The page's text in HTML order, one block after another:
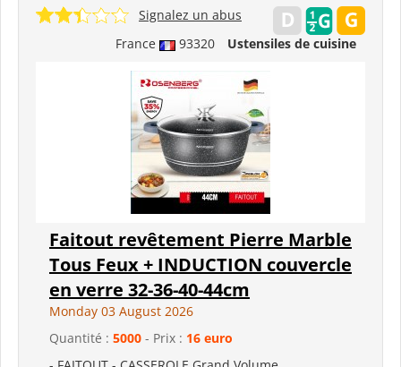
France 93320 Ustensiles de cuisine
Signalez un abus
Faitout revêtement Pierre Marble
Tous Feux + INDUCTION couvercle
en verre 32-36-40-44cm
Monday 03 August 2026
Quantité : 5000 - Prix : 16 euro